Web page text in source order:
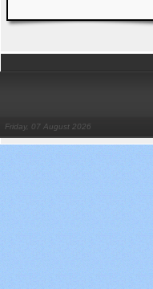
Friday, 07 August 2026